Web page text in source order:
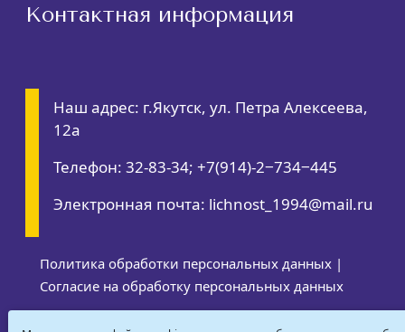
Контактная информация
Наш адрес: г.Якутск, ул. Петра Алексеева,
12а
Телефон: 32-83-34; +7(914)-2‒734‒445
Электронная почта: lichnost_1994@mail.ru
Политика обработки персональных данных |
Согласие на обработку персональных данных